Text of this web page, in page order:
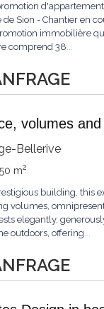
Sion - Chantier en
immobilière
comprend 38...
volumes
Bellerive
m2
building, this
volumes,
elegantly,
outdoors, offering...